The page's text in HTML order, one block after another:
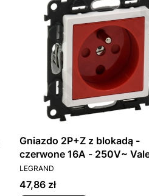
Gniazdo 2P+Z z blokadą -
czerwone 16A - 250V~
753191
PRODUCENT
LEGRAND
Cena
47,86 zł